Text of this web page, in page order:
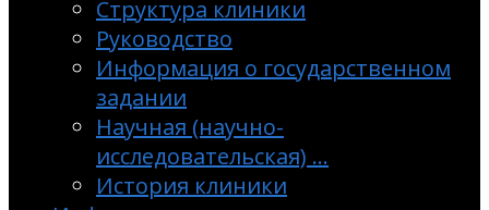
Структура клиники
Руководство
Информация о государственном
задании
Научная (научно-
исследовательская) …
История клиники